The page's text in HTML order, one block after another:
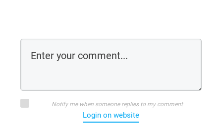
Notify me when someone replies to my comment
Login on website